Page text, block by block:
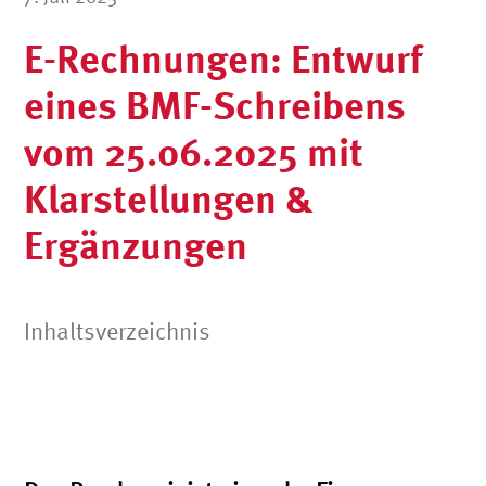
E-Rechnungen: Entwurf
eines BMF-Schreibens
vom 25.06.2025 mit
Klarstellungen &
Ergänzungen
Inhaltsverzeichnis